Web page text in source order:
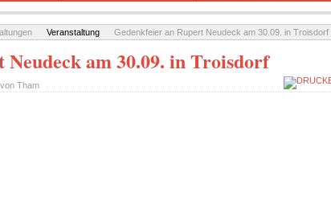
Veranstaltung Gedenkfeier an Rupert Neudeck am 30.09. in Troisdorf
am 30.09. in Troisdorf
Tham